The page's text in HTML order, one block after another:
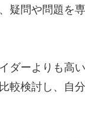
疑問や問題を
ダーよりも高
較検討し、自